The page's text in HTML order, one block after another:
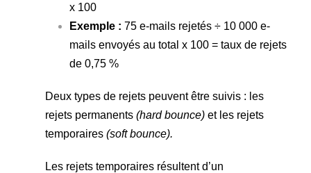
x 100
Exemple : 75 e-mails rejetés ÷ 10 000 e-
mails envoyés au total x 100 = taux de rejets
de 0,75 %
Deux types de rejets peuvent être suivis : les
rejets permanents (hard bounce) et les rejets
temporaires (soft bounce).
Les rejets temporaires résultent d’un